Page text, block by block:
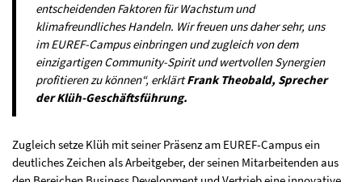
entscheidenden Faktoren für Wachstum und
klimafreundliches Handeln. Wir freuen uns daher sehr, uns
im EUREF-Campus einbringen und zugleich von dem
einzigartigen Community-Spirit und wertvollen Synergien
profitieren zu können“, erklärtFrank Theobald, Sprecher
der Klüh-Geschäftsführung.
Zugleich setze Klüh mit seiner Präsenz am EUREF-Campus ein
deutliches Zeichen als Arbeitgeber, der seinen Mitarbeitenden aus